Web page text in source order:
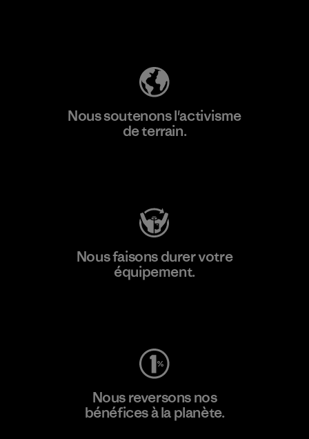
Nous soutenons l'activisme
de terrain.
Nous faisons durer votre
équipement.
Nous reversons nos
bénéfices à la planète.